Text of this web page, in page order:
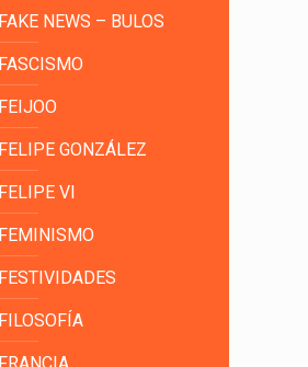
FAKE NEWS – BULOS
FASCISMO
FEIJOO
FELIPE GONZÁLEZ
FELIPE VI
FEMINISMO
FESTIVIDADES
FILOSOFÍA